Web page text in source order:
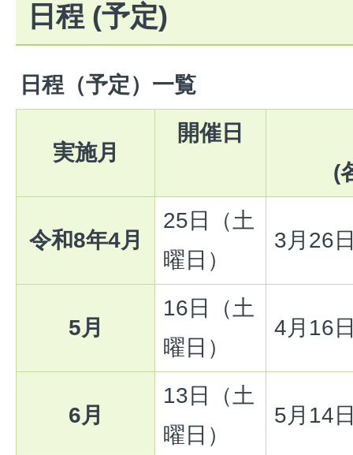
日程 (予定)
日程（予定）一覧
実施月
開催日
(
令和8年4月
25日（土
曜日）
3月26
5月
16日（土
曜日）
4月16
6月
13日（土
曜日）
5月14